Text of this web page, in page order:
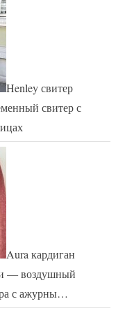
Henley свитер
свитер с
Aura кардиган
— воздушный
с ажурны…